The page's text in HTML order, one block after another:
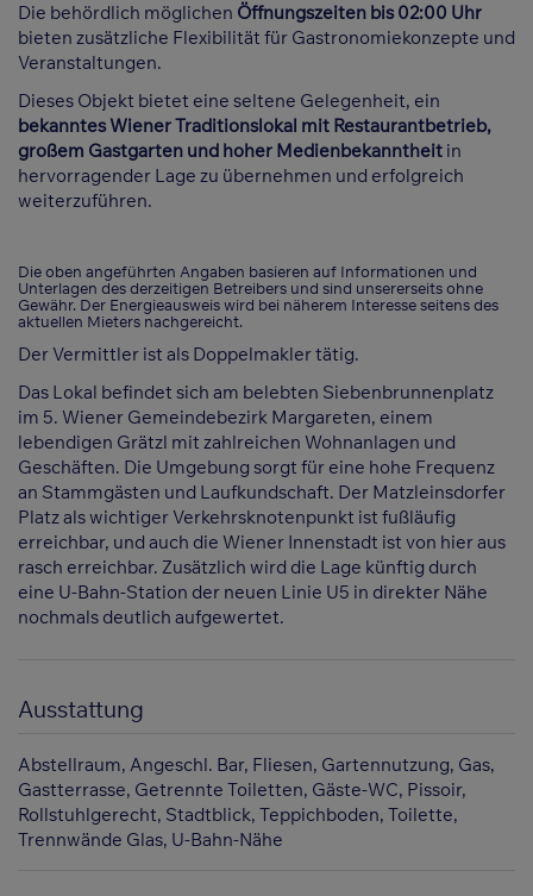
Die behördlich möglichen Öffnungszeiten bis 02:00 Uhr
bieten zusätzliche Flexibilität für Gastronomiekonzepte und
Veranstaltungen.
Dieses Objekt bietet eine seltene Gelegenheit, ein
bekanntes Wiener Traditionslokal mit Restaurantbetrieb,
großem Gastgarten und hoher Medienbekanntheit in
hervorragender Lage zu übernehmen und erfolgreich
weiterzuführen.
Die oben angeführten Angaben basieren auf Informationen und
Unterlagen des derzeitigen Betreibers und sind unsererseits ohne
Gewähr. Der Energieausweis wird bei näherem Interesse seitens des
aktuellen Mieters nachgereicht.
Der Vermittler ist als Doppelmakler tätig.
Das Lokal befindet sich am belebten Siebenbrunnenplatz
im 5. Wiener Gemeindebezirk Margareten, einem
lebendigen Grätzl mit zahlreichen Wohnanlagen und
Geschäften. Die Umgebung sorgt für eine hohe Frequenz
an Stammgästen und Laufkundschaft. Der Matzleinsdorfer
Platz als wichtiger Verkehrsknotenpunkt ist fußläufig
erreichbar, und auch die Wiener Innenstadt ist von hier aus
rasch erreichbar. Zusätzlich wird die Lage künftig durch
eine U-Bahn-Station der neuen Linie U5 in direkter Nähe
nochmals deutlich aufgewertet.
Ausstattung
Abstellraum Angeschl. Bar Fliesen Gartennutzung Gas
Gastterrasse Getrennte Toiletten Gäste-WC Pissoir
Rollstuhlgerecht Stadtblick Teppichboden Toilette
Trennwände Glas U-Bahn-Nähe